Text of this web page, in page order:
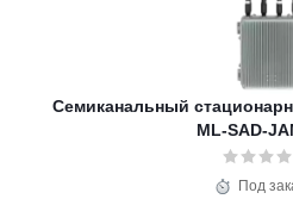
Семиканальный
ML-SAD-
Под